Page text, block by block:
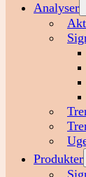
Analyser
Produkter